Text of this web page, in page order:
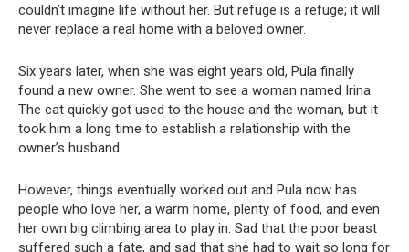
couldn’t imagine life without her. But refuge is a refuge; it will
never replace a real home with a beloved owner.
Six years later, when she was eight years old, Pula finally
found a new owner. She went to see a woman named Irina.
The cat quickly got used to the house and the woman, but it
took him a long time to establish a relationship with the
owner’s husband.
However, things eventually worked out and Pula now has
people who love her, a warm home, plenty of food, and even
her own big climbing area to play in. Sad that the poor beast
suffered such a fate, and sad that she had to wait so long for